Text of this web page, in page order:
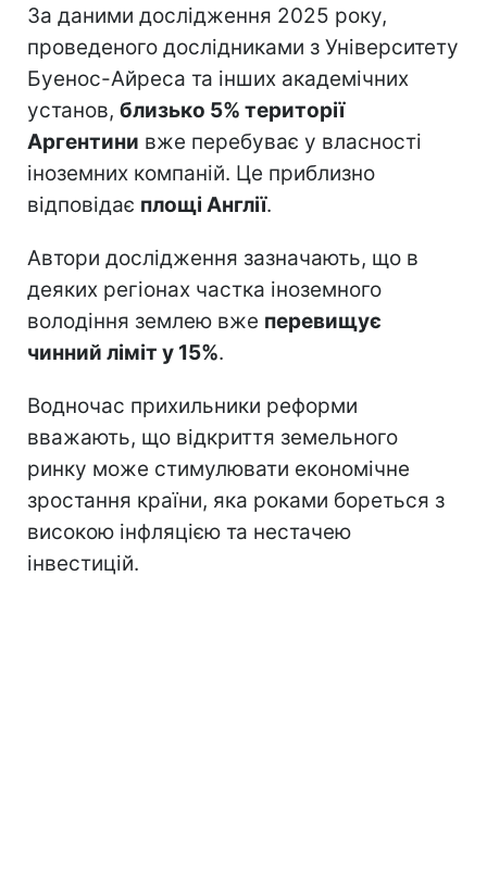
За даними дослідження 2025 року,
проведеного дослідниками з Університету
Буенос-Айреса та інших академічних
установ, близько 5% території
Аргентини вже перебуває у власності
іноземних компаній. Це приблизно
відповідає площі Англії.
Автори дослідження зазначають, що в
деяких регіонах частка іноземного
володіння землею вже перевищує
чинний ліміт у 15%.
Водночас прихильники реформи
вважають, що відкриття земельного
ринку може стимулювати економічне
зростання країни, яка роками бореться з
високою інфляцією та нестачею
інвестицій.